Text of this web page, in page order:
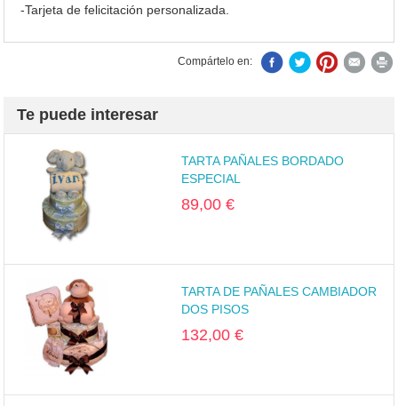
-Tarjeta de felicitación personalizada.
Compártelo en:
Te puede interesar
TARTA PAÑALES BORDADO
ESPECIAL
89,00 €
TARTA DE PAÑALES CAMBIADOR
DOS PISOS
132,00 €